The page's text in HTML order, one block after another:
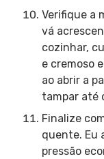
Verifique a
vá
cozinhar,
e cremoso
ao abrir a
tampar até
Finalize
quente. Eu
pressão